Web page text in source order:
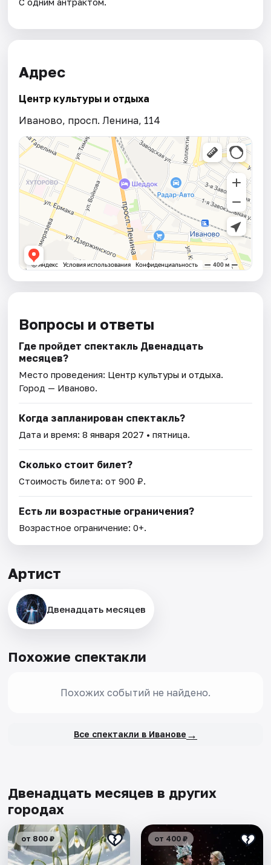
Адрес
Центр культуры и отдыха
Иваново, просп. Ленина, 114
Вопросы и ответы
Где пройдет спектакль Двенадцать
месяцев?
Место проведения: Центр культуры и отдыха.
Город — Иваново.
Когда запланирован спектакль?
Дата и время:8 января 2027 • пятница.
Сколько стоит билет?
Стоимость билета: от 900 ₽.
Есть ли возрастные ограничения?
Возрастное ограничение: 0+.
Артист
Двенадцать месяцев
Похожие спектакли
Похожих событий не найдено.
Все спектакли в Иванове →
Двенадцать месяцев в других
городах
от 800 ₽ от 400 ₽